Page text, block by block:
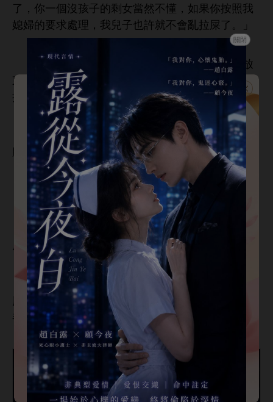
，
個沒孩子 剩女當然 懂，如果
按照
媳婦
求處理， 兒子也許就 拉屎 。」
還得隨便
們放
們
寶貝孫子就
拉屎
！ 們也 為 好！」
始終 個單 獨居女性，沒
撐
腰，實
好欺負得緊。
真 記性。
「 們 嫌屎臭就 ， 空調
底臭到誰
，還真 定。」
李蕙得 扭著肥碩 腰肢：「
嫌臭， 沒兒子 懂，
都
呢！ 賣 搬
關閉